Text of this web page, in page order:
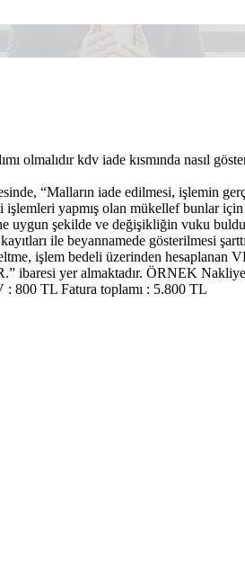
olmalıdır kdv iade kısmında nasıl
“Malların iade edilmesi, işlemin
yapmış olan mükellef bunlar
uygun şekilde ve değişikliğin vuku
ile beyannamede gösterilmesi
işlem bedeli üzerinden
yer almaktadır. ÖRNEK
800 TL Fatura toplamı : 5.800 TL